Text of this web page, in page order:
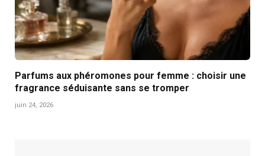
Parfums aux phéromones pour femme : choisir une
fragrance séduisante sans se tromper
juin 24, 2026